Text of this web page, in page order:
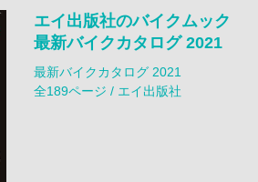
エイ出版社のバイクムック
最新バイクカタログ 2021
最新バイクカタログ 2021
全189ページ / エイ出版社